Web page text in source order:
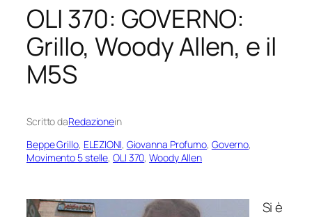
OLI 370: GOVERNO:
Grillo, Woody Allen, e il
M5S
Scritto daRedazionein
Beppe Grillo, ELEZIONI, Giovanna Profumo, Governo
Movimento 5 stelle, OLI 370, Woody Allen
Si è